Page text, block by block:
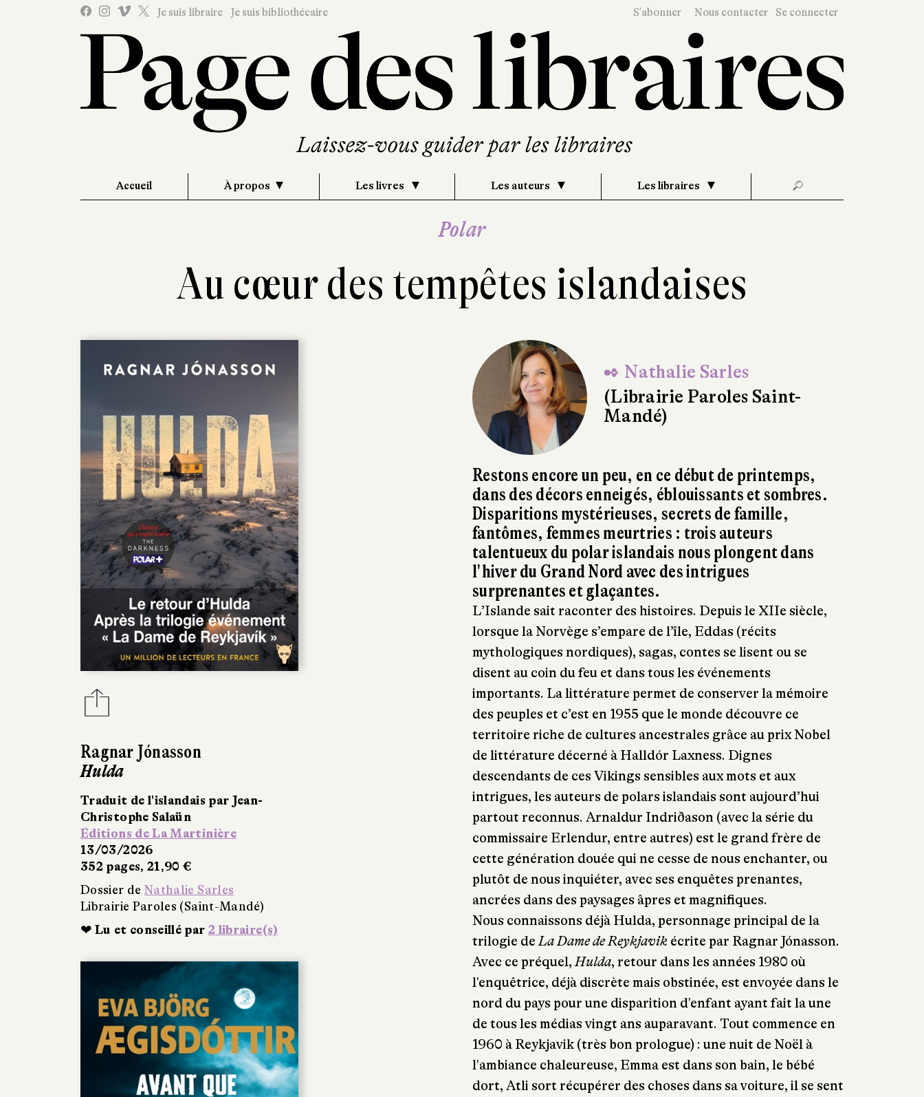
Je suis libraire Je suis bibliothécaire S'abonner Nous contacter Se connecter
Accueil À propos Les livres Les auteurs Les libraires 🔎
Polar
Au cœur des tempêtes islandaises
Ragnar Jónasson
Hulda
Traduit de l'islandais par Jean-
Christophe Salaün
Éditions de La Martinière
13/03/2026
352 pages, 21,90 €
Dossier de Nathalie Sarles
Librairie Paroles (Saint-Mandé)
❤ Lu et conseillé par 2 libraire(s)
✒ Nathalie Sarles
(Librairie Paroles Saint-
Mandé)
Restons encore un peu, en ce début de printemps,
dans des décors enneigés, éblouissants et sombres.
Disparitions mystérieuses, secrets de famille,
fantômes, femmes meurtries : trois auteurs
talentueux du polar islandais nous plongent dans
l'hiver du Grand Nord avec des intrigues
surprenantes et glaçantes.
L’Islande sait raconter des histoires. Depuis le XIIe siècle,
lorsque la Norvège s’empare de l’île, Eddas (récits
mythologiques nordiques), sagas, contes se lisent ou se
disent au coin du feu et dans tous les événements
importants. La littérature permet de conserver la mémoire
des peuples et c’est en 1955 que le monde découvre ce
territoire riche de cultures ancestrales grâce au prix Nobel
de littérature décerné à Halldór Laxness. Dignes
descendants de ces Vikings sensibles aux mots et aux
intrigues, les auteurs de polars islandais sont aujourd’hui
partout reconnus. Arnaldur Indriðason (avec la série du
commissaire Erlendur, entre autres) est le grand frère de
cette génération douée qui ne cesse de nous enchanter, ou
plutôt de nous inquiéter, avec ses enquêtes prenantes,
ancrées dans des paysages âpres et magnifiques.
Nous connaissons déjà Hulda, personnage principal de la
trilogie deLa Dame de Reykjavik écrite par Ragnar Jónasson.
Avec ce préquel,Hulda, retour dans les années 1980 où
l'enquêtrice, déjà discrète mais obstinée, est envoyée dans le
nord du pays pour une disparition d'enfant ayant fait la une
de tous les médias vingt ans auparavant. Tout commence en
1960 à Reykjavik (très bon prologue) : une nuit de Noël à
l'ambiance chaleureuse, Emma est dans son bain, le bébé
dort, Atli sort récupérer des choses dans sa voiture, il se sent